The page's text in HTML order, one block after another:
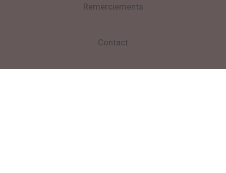
Remerciements
Contact